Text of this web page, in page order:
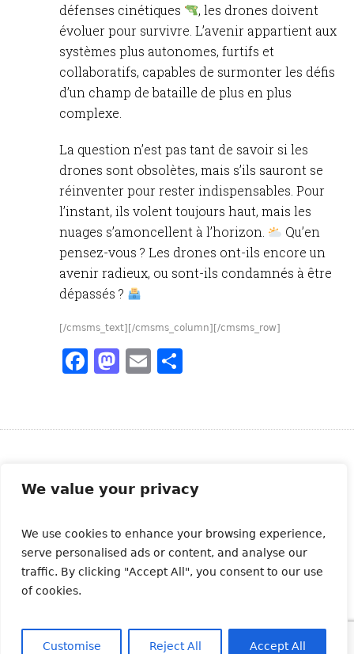
We value your privacy
We use cookies to enhance your browsing experience,
serve personalised ads or content, and analyse our
traffic. By clicking "Accept All", you consent to our use
of cookies.
Customise Reject All Accept All
défenses cinétiques
, les drones doivent
évoluer pour survivre. L’avenir appartient aux
systèmes plus autonomes, furtifs et
collaboratifs, capables de surmonter les défis
d’un champ de bataille de plus en plus
complexe.
La question n’est pas tant de savoir si les
drones sont obsolètes, mais s’ils sauront se
réinventer pour rester indispensables. Pour
l’instant, ils volent toujours haut, mais les
nuages s’amoncellent à l’horizon.
Qu’en
pensez-vous ? Les drones ont-ils encore un
avenir radieux, ou sont-ils condamnés à être
dépassés ?
[/cmsms_text][/cmsms_column][/cmsms_row]
Facebook
Mastodon
Email